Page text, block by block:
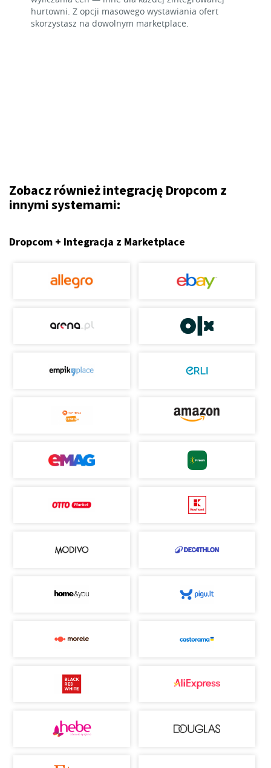
hurtowni. Z opcji masowego wystawiania ofert
skorzystasz na dowolnym marketplace.
Zobacz również integrację Dropcom z
innymi systemami:
Dropcom + Integracja z Marketplace